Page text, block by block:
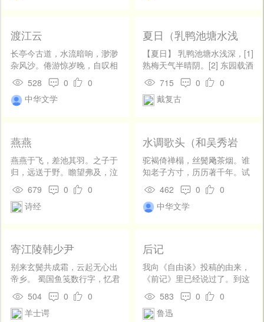
渡江云
长亭今古道，水流暗响，渺渺
杂风沙。倦游惊岁晚，自叹相
思，万里梦还家。愁凝望结，
但掩泪、慵整铅华。更漏长，
酒醒人语，睥睨有啼鸦。 伤
烬，深闭窗纱。依稀看遍江南
画，记隐隐、烟霭蒹葭。空健
羡，鸳鸯共宿丛花。
528 0
0
中华文学
夏日（乳鸭池塘水浅
深）
【夏日】 乳鸭池塘水浅深，[1]
熟梅天气半晴阴。[2] 东园载酒
西园醉，[3] 摘尽枇杷一树金。
[4]
715 0
0
戴复古
燕燕
燕燕于飞，差池其羽。之子于
归，远送于野。瞻望弗及，泣
涕如雨。 燕燕于飞，颉之颃
之。之子于归，远于将之。瞻
望弗及，伫立以泣。 燕燕于
心。 仲氏任只，其心塞渊。终
温且惠，淑慎其身。先君之
思，以勖寡人。
679 0
0
诗经
水调歌头（和吴秀岩
韵）
驼褐倚禅榻，丝鬓飏茶烟。谁
知老子方寸，历历著千年。试
问汗青馀几，一笑腰黄萦梦，
我自乐天全。出处两无累，赢
取日高眠。 八千里，西望眼，
归来投社，玉海得同编。经世
付时杰，觅个钓鱼船。
462 0
0
中华文学
寄江陵韩少尹
别来玄鬓共成霜，云起无心出
帝乡。 蜀国鱼笺数行字，忆君
秋梦过南塘。
504 0
0
羊士谔
后记
我向《自由谈》投稿的由来，
《前记》里已经说过了。到这
里，本文已完，而电灯尚明，
蚊子暂静，便用剪刀和笔，再
来保存些因为《自由谈》和我
583 0
0
鲁迅